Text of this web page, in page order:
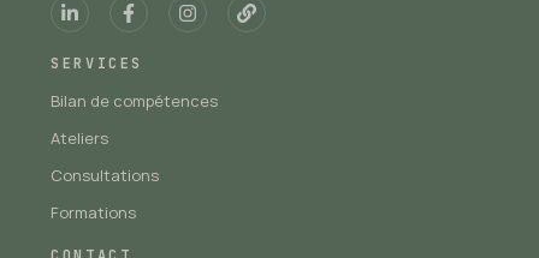
SERVICES
Bilan de compétences
Ateliers
Consultations
Formations